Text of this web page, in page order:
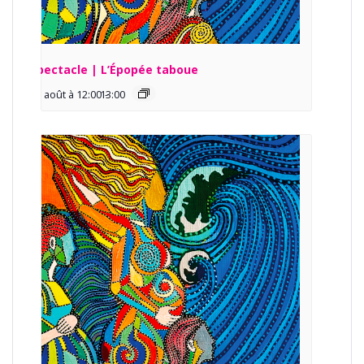
Spectacle | L’Épopée taboue
13 août à 12:00 -
13:00